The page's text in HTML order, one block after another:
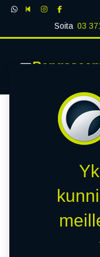
Soita 03